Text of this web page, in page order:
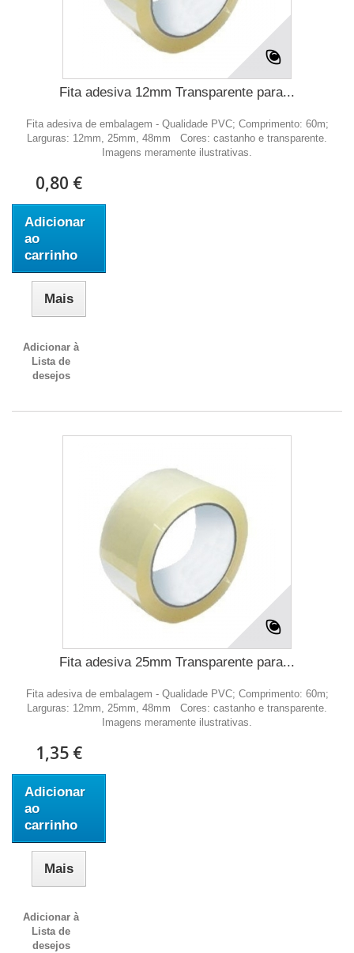
Fita adesiva 12mm Transparente para...
Fita adesiva de embalagem - Qualidade PVC; Comprimento: 60m;
Larguras: 12mm, 25mm, 48mm Cores: castanho e transparente.
Imagens meramente ilustrativas.
0,80 €
Adicionar
ao
carrinho
Mais
Adicionar à
Lista de
desejos
Fita adesiva 25mm Transparente para...
Fita adesiva de embalagem - Qualidade PVC; Comprimento: 60m;
Larguras: 12mm, 25mm, 48mm Cores: castanho e transparente.
Imagens meramente ilustrativas.
1,35 €
Adicionar
ao
carrinho
Mais
Adicionar à
Lista de
desejos